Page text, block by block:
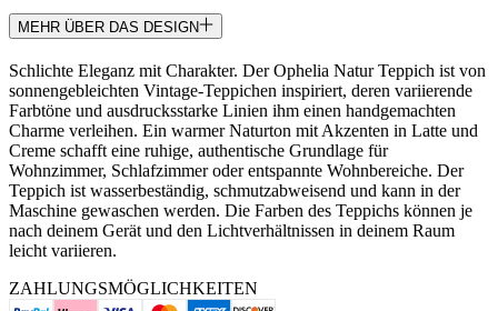
MEHR ÜBER DAS DESIGN
Schlichte Eleganz mit Charakter. Der Ophelia Natur Teppich ist von
sonnengebleichten Vintage-Teppichen inspiriert, deren variierende
Farbtöne und ausdrucksstarke Linien ihm einen handgemachten
Charme verleihen. Ein warmer Naturton mit Akzenten in Latte und
Creme schafft eine ruhige, authentische Grundlage für
Wohnzimmer, Schlafzimmer oder entspannte Wohnbereiche. Der
Teppich ist wasserbeständig, schmutzabweisend und kann in der
Maschine gewaschen werden. Die Farben des Teppichs können je
nach deinem Gerät und den Lichtverhältnissen in deinem Raum
leicht variieren.
ZAHLUNGSMÖGLICHKEITEN